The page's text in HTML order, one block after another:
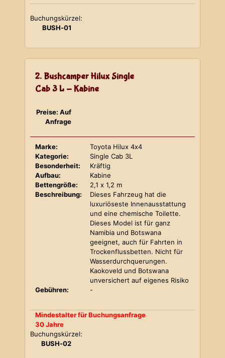
Buchungskürzel:
BUSH-01
2. Bushcamper Hilux Single
Cab 3 L - Kabine
Preise: Auf
Anfrage
Marke:
Toyota Hilux 4x4
Kategorie:
Single Cab 3L
Besonderheit:
Kräftig
Aufbau:
Kabine
Bettengröße:
2,1 x 1,2 m
Beschreibung:
Dieses Fahrzeug hat die
luxuriöseste Innenausstattung
und eine chemische Toilette.
Dieses Model ist für ganz
Namibia und Botswana
geeignet, auch für Fahrten in
Trockenflussbetten. Nicht für
Wasserdurchquerungen.
Kaokoveld und Botswana
unversichert auf eigenes Risiko
Gebühren:
-
Mindestalter für Buchungsanfrage
30 Jahre
Buchungskürzel:
BUSH-02